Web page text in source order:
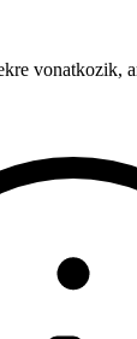
vonatkozik,